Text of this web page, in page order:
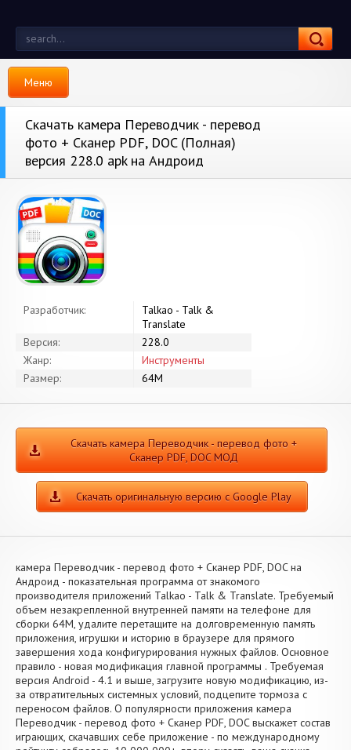
Меню
Скачать камера Переводчик - перевод
фото + Сканер PDF, DOC (Полная)
версия 228.0 apk на Андроид
Разработчик:
Talkao - Talk &
Translate
Версия:
228.0
Жанр:
Инструменты
Размер:
64M
Скачать камера Переводчик - перевод фото +
Сканер PDF, DOC МОД
Скачать оригинальную версию с Google Play
камера Переводчик - перевод фото + Сканер PDF, DOC на
Андроид - показательная программа от знакомого
производителя приложений Talkao - Talk & Translate. Требуемый
объем незакрепленной внутренней памяти на телефоне для
сборки 64M, удалите перетащите на долговременную память
приложения, игрушки и историю в браузере для прямого
завершения хода конфигурирования нужных файлов. Основное
правило - новая модификация главной программы . Требуемая
версия Android - 4.1 и выше, загрузите новую модификацию, из-
за отвратительных системных условий, подцепите тормоза с
переносом файлов. О популярности приложения камера
Переводчик - перевод фото + Сканер PDF, DOC выскажет состав
играющих, скачавших себе приложение - по международному